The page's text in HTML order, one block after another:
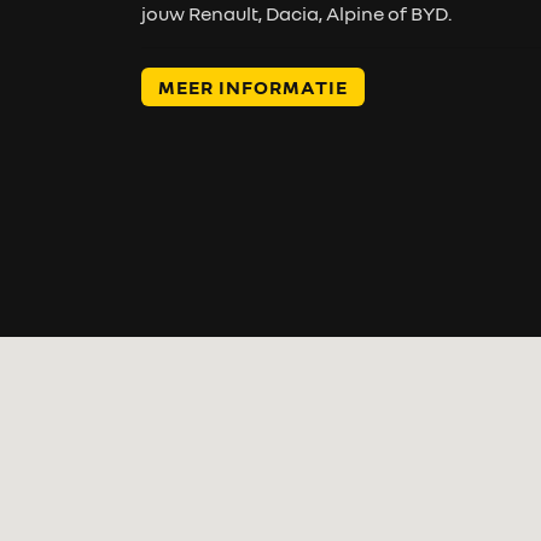
jouw Renault, Dacia, Alpine of BYD.
MEER INFORMATIE